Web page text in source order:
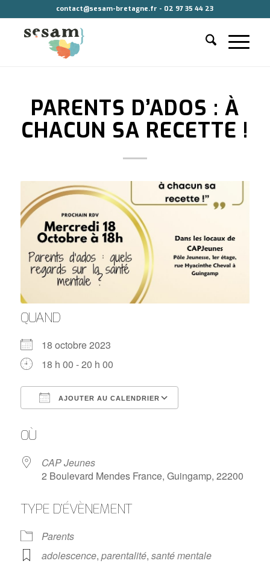
contact@sesam-bretagne.fr - 02 97 35 44 23
PARENTS D’ADOS : À
CHACUN SA RECETTE !
QUAND
18 octobre 2023
18 h 00 - 20 h 00
AJOUTER AU CALENDRIER
OÙ
CAP Jeunes
2 Boulevard Mendes France, Guingamp, 22200
TYPE D’ÉVÈNEMENT
Parents
adolescence, parentalité, santé mentale